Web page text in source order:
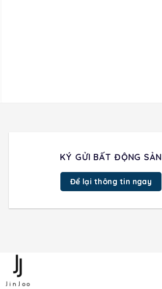
KÝ GỬI BẤT ĐỘNG SẢN
Để lại thông tin ngay